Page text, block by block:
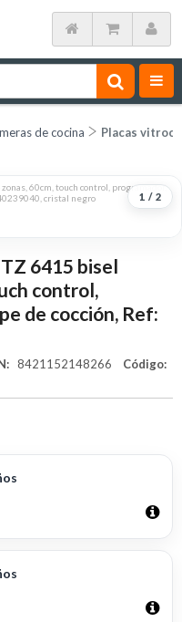
de cocina Placas
1 / 2
6415 bisel
control,
de cocción, Ref:
8421152148266 Código: